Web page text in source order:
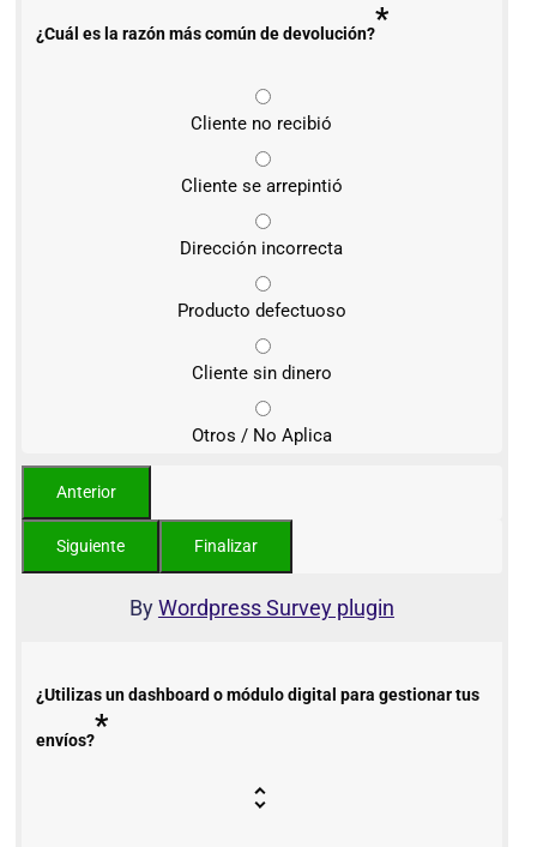
¿Cuál es la razón más común de devolución?*
Cliente no recibió
Cliente se arrepintió
Dirección incorrecta
Producto defectuoso
Cliente sin dinero
Otros / No Aplica
ByWordpress Survey plugin
¿Utilizas un dashboard o módulo digital para gestionar tus
envíos?*